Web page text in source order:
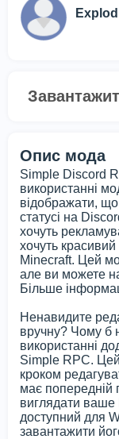
Опис мода
Simple Discord
використанні
відображати,
статусі на
хочуть
хочуть
Minecraft. Цей
але ви можете
Більше
Ненавидите
вручну? Чому б
використанні
Simple RPC.
кроком
має попередній
виглядати
доступний для
завантажити